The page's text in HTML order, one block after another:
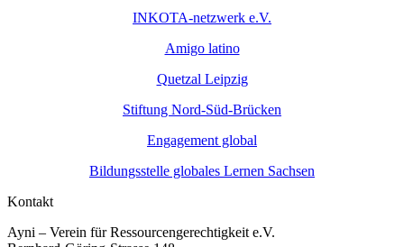
INKOTA-netzwerk e.V.
Amigo latino
Quetzal Leipzig
Stiftung Nord-Süd-Brücken
Engagement global
Bildungsstelle globales Lernen Sachsen
Kontakt
Ayni – Verein für Ressourcengerechtigkeit e.V.